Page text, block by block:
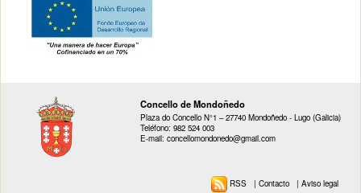
Concello de Mondoñedo
Plaza do Concello N°1 – 27740 Mondoñedo - Lugo (Galicia)
Teléfono: 982 524 003
E-mail: concellomondonedo@gmail.com
RSS |Contacto |Aviso legal